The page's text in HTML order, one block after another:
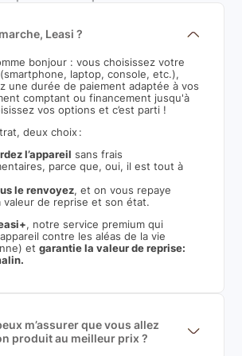
Leasi ?
bonjour : vous choisissez votre
laptop, console, etc.),
une durée de paiement adaptée à vos
comptant ou financement jusqu'à
vos options et c’est parti !
deux choix :
l’appareil sans frais
parce que, oui, il est tout à
le renvoyez, et on vous repaye
valeur de reprise et son état.
, notre service premium qui
contre les aléas de la vie
etgarantie la valeur de reprise:
m’assurer que vous allez
produit au meilleur prix ?